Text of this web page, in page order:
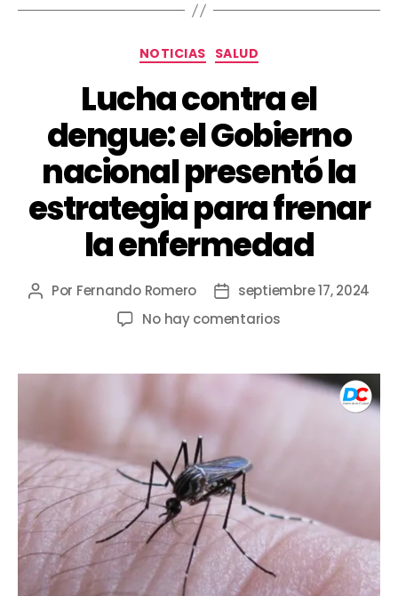
NOTICIAS SALUD
Lucha contra el
dengue: el Gobierno
nacional presentó la
estrategia para frenar
la enfermedad
Por Fernando Romero
septiembre 17, 2024
No hay comentarios